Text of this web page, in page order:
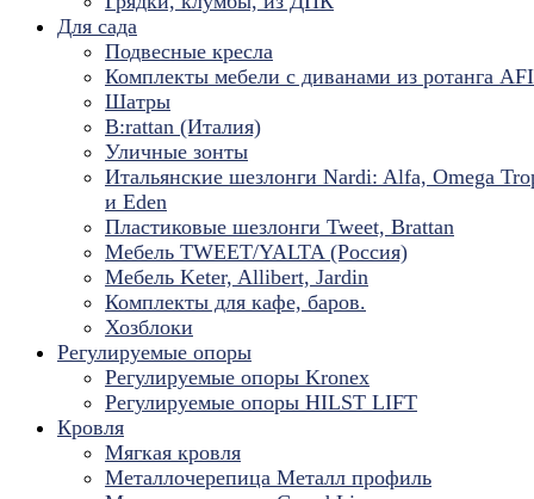
Для сада
Подвесные кресла
Комплекты мебели с диванами из ротанга
Шатры
B:rattan (Италия)
Уличные зонты
Итальянские шезлонги Nardi: Alfa, Omega
и Eden
Пластиковые шезлонги Tweet, Brattan
Мебель TWEET/YALTA (Россия)
Мебель Keter, Allibert, Jardin
Комплекты для кафе, баров.
Хозблоки
Регулируемые опоры
Регулируемые опоры Kronex
Регулируемые опоры HILST LIFT
Кровля
Мягкая кровля
Металлочерепица Металл профиль